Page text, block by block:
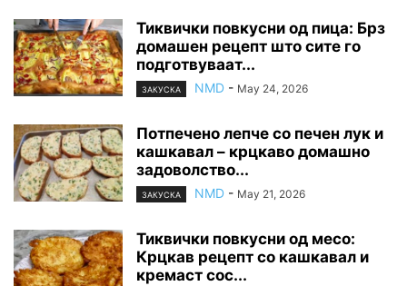
Тиквички повкусни од пица: Брз
домашен рецепт што сите го
подготвуваат...
ЗАКУСКА NMD - May 24, 2026
Потпечено лепче со печен лук и
кашкавал – крцкаво домашно
задоволство...
ЗАКУСКА NMD - May 21, 2026
Тиквички повкусни од месо:
Крцкав рецепт со кашкавал и
кремаст сос...